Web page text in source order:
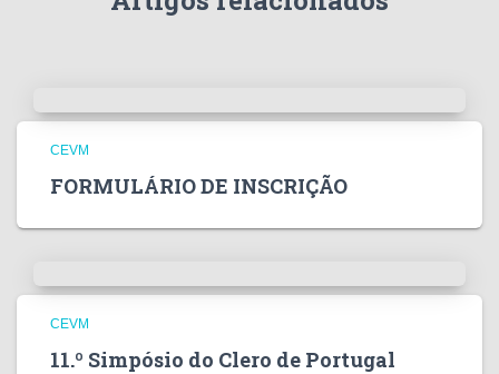
CEVM
FORMULÁRIO DE INSCRIÇÃO
CEVM
11.º Simpósio do Clero de Portugal